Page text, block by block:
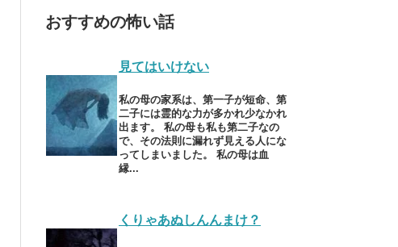
おすすめの怖い話
見てはいけない
私の母の家系は、第一子が短命、第
二子には霊的な力が多かれ少なかれ
出ます。 私の母も私も第二子なの
で、その法則に漏れず見える人にな
ってしまいました。 私の母は血
縁...
くりゃあぬしんんまけ？